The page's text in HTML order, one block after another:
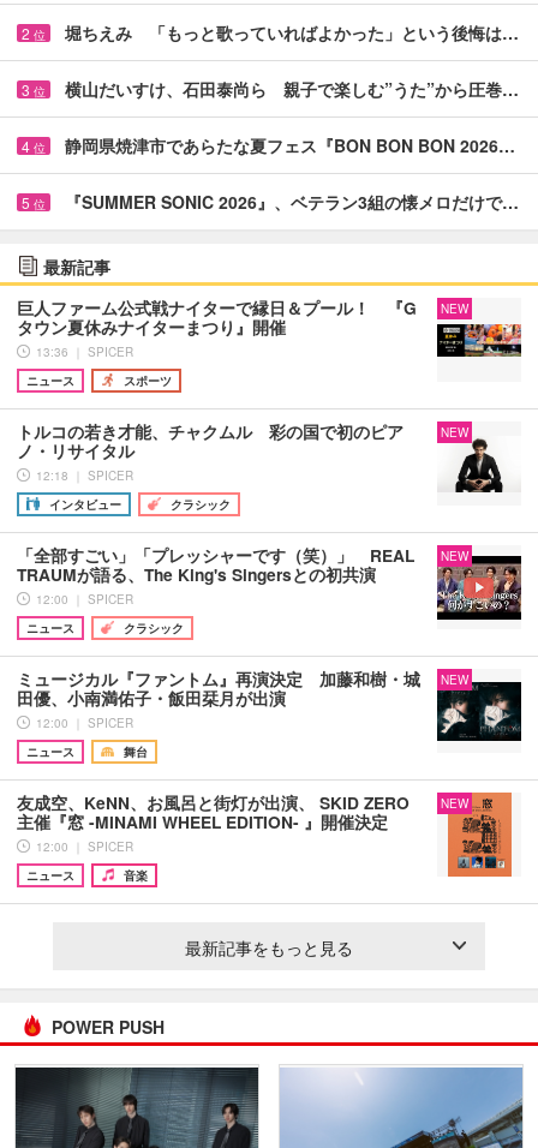
2 位 堀ちえみ 「もっと歌っていればよかった」という後悔は…
3 位 横山だいすけ、石田泰尚ら 親子で楽しむ”うた”から圧巻…
4 位 静岡県焼津市であらたな夏フェス『BON BON BON 2026…
5 位 『SUMMER SONIC 2026』、ベテラン3組の懐メロだけで…
最新記事
巨人ファーム公式戦ナイターで縁日＆プール！ 『G
タウン夏休みナイターまつり』開催
13:36 ｜ SPICER
ニュース
スポーツ
NEW
トルコの若き才能、チャクムル 彩の国で初のピア
ノ・リサイタル
12:18 ｜ SPICER
インタビュー
クラシック
NEW
「全部すごい」「プレッシャーです（笑）」 REAL
TRAUMが語る、The King's Singersとの初共演
12:00 ｜ SPICER
ニュース
クラシック
NEW
ミュージカル『ファントム』再演決定 加藤和樹・城
田優、小南満佑子・飯田栞月が出演
12:00 ｜ SPICER
ニュース
舞台
NEW
友成空、KeNN、お風呂と街灯が出演、 SKID ZERO
主催『窓 -MINAMI WHEEL EDITION- 』開催決定
12:00 ｜ SPICER
ニュース
音楽
NEW
最新記事をもっと見る
POWER PUSH